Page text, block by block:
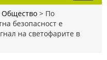
Общество > По
безопасност е
на светофарите в